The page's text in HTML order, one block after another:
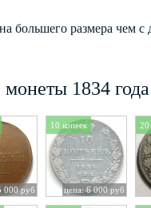
большего размера чем
монеты 1834 года
000 руб
10 копеек
цена: 6 000 руб
20